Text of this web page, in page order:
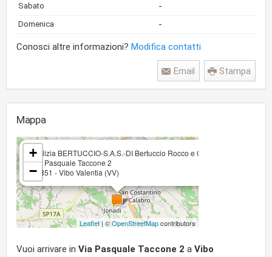
Sabato -
Domenica -
Conosci altre informazioni? Modifica contatti
Stampa
Email
Mappa
Edilizia BERTUCCIO-S.A.S.-DI Bertuccio Rocco e C
Via Pasquale Taccone 2
89851 - Vibo Valentia (VV)
+
−
Leaflet | ©OpenStreetMapcontributors
Vuoi arrivare in Via Pasquale Taccone 2 a Vibo